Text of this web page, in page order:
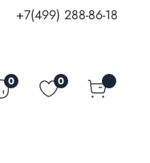
+7(499) 288-86-18
0 0